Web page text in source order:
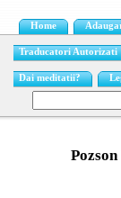
Home
Traducatori Autorizati
Dai meditatii?